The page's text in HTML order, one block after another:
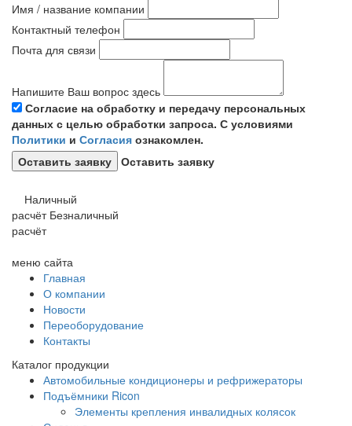
Имя / название компании
Контактный телефон
Почта для связи
Напишите Ваш вопрос здесь
Согласие на обработку и передачу персональных
данных с целью обработки запроса. С условиями
Политики и Согласия ознакомлен.
Оставить заявку
Наличный
расчёт Безналичный
расчёт
меню сайта
Главная
О компании
Новости
Переоборудование
Контакты
Каталог продукции
Автомобильные кондиционеры и рефрижераторы
Подъёмники Ricon
Элементы крепления инвалидных колясок